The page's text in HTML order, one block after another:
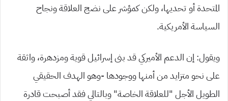
المتحدة أو تحديها، ولكن كمؤشر على نضج العلاقة ونجاح
السياسة الأمريكية.
ويقول: إن الدعم الأميركي قد بنى إسرائيل قوية ومزدهرة، واثقة
على نحو متزايد من أمنها ووجودها -وهو الهدف الحقيقي
الطويل الأجل “للعلاقة الخاصة” وبالتالي فقد أصبحت قادرة